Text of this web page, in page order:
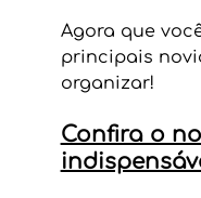
Agora que
principais
organizar!
Confira o